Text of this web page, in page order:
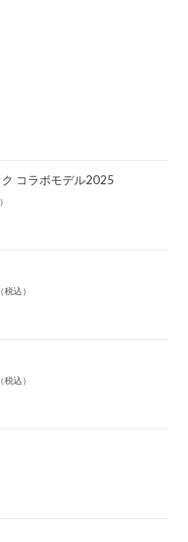
コラボモデル2025
（税込）
（税込）